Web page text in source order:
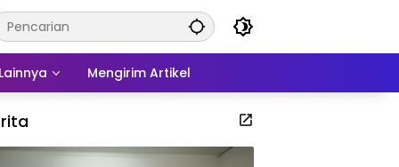
Lainnya Mengirim Artikel